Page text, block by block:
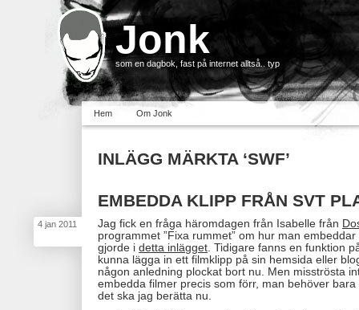
Jonk
som en dagbok, fast på internet alltså.. typ
Hem Om Jonk
INLÄGG MÄRKTA ‘SWF’
4 jan 2011
EMBEDDA KLIPP FRÅN SVT
Jag fick en fråga häromdagen från Isabelle från
programmet ”Fixa rummet” om hur man
gjorde i detta inlägget. Tidigare fanns en funktion
kunna lägga in ett filmklipp på sin hemsida eller
någon anledning plockat bort nu. Men misströsta
embedda filmer precis som förr, man behöver
det ska jag berätta nu.